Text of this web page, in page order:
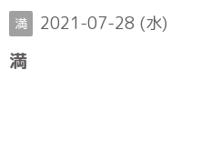
満 2021-07-28 (水)
満